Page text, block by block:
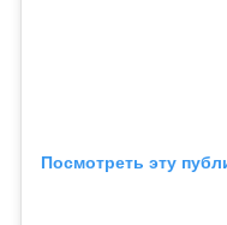
Посмотреть эту